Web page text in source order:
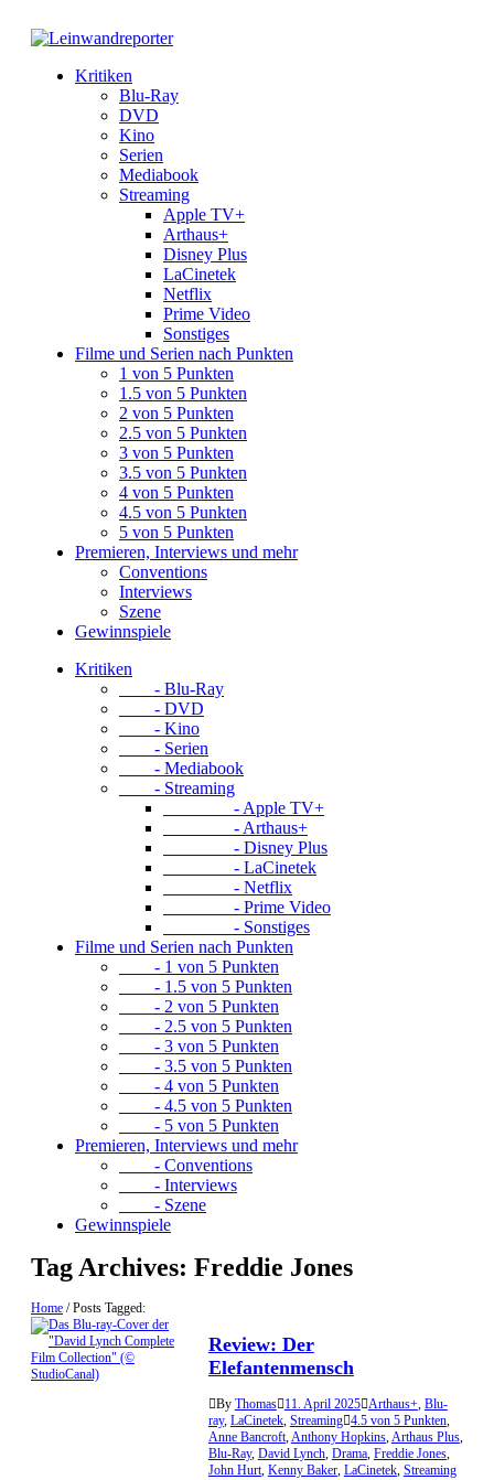
Kritiken
Blu-Ray
DVD
Kino
Serien
Mediabook
Streaming
Apple TV+
Arthaus+
Disney Plus
LaCinetek
Netflix
Prime Video
Sonstiges
Filme und Serien nach Punkten
1 von 5 Punkten
1.5 von 5 Punkten
2 von 5 Punkten
2.5 von 5 Punkten
3 von 5 Punkten
3.5 von 5 Punkten
4 von 5 Punkten
4.5 von 5 Punkten
5 von 5 Punkten
Premieren, Interviews und mehr
Conventions
Interviews
Szene
Gewinnspiele
Kritiken
- Blu-Ray
- DVD
- Kino
- Serien
- Mediabook
- Streaming
- Apple TV+
- Arthaus+
- Disney Plus
- LaCinetek
- Netflix
- Prime Video
- Sonstiges
Filme und Serien nach Punkten
- 1 von 5 Punkten
- 1.5 von 5 Punkten
- 2 von 5 Punkten
- 2.5 von 5 Punkten
- 3 von 5 Punkten
- 3.5 von 5 Punkten
- 4 von 5 Punkten
- 4.5 von 5 Punkten
- 5 von 5 Punkten
Premieren, Interviews und mehr
- Conventions
- Interviews
- Szene
Gewinnspiele
Tag Archives: Freddie Jones
Home /Posts Tagged:
Review: Der
Elefantenmensch
By Thomas 11. April 2025 Arthaus+, Blu-
ray, LaCinetek, Streaming 4.5 von 5 Punkten,
Anne Bancroft,Anthony Hopkins,Arthaus Plus,
Blu-Ray, David Lynch, Drama, Freddie Jones,
John Hurt, Kenny Baker, LaCinetek, Streaming